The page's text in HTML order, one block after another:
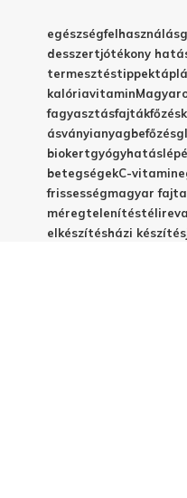
egészségfelhasználás
desszertjótékony
termesztéstippek
kalóriavitamin
fagyasztásfajtákfőzés
ásványianyagbefőzés
biokertgyógyhatás
betegségekC-vitamin
frissességmagyar fajta
méregtelenítéstélire
elkészítésházi készítés